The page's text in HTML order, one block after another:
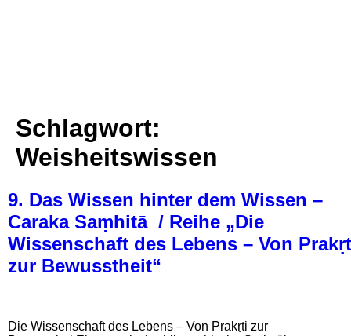
Schlagwort:
Weisheitswissen
9. Das Wissen hinter dem Wissen –
Caraka Saṃhitā / Reihe „Die
Wissenschaft des Lebens – Von
zur Bewusstheit“
Die Wissenschaft des Lebens – Von Prakṛti zur